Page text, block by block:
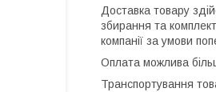
Доставка товару
збирання та
компанії за умови
Оплата можлива
Транспортування